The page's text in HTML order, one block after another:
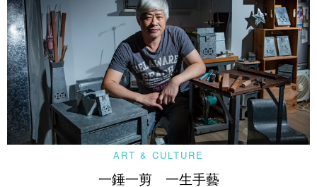
ART & CULTURE
一錘一剪 一生手藝